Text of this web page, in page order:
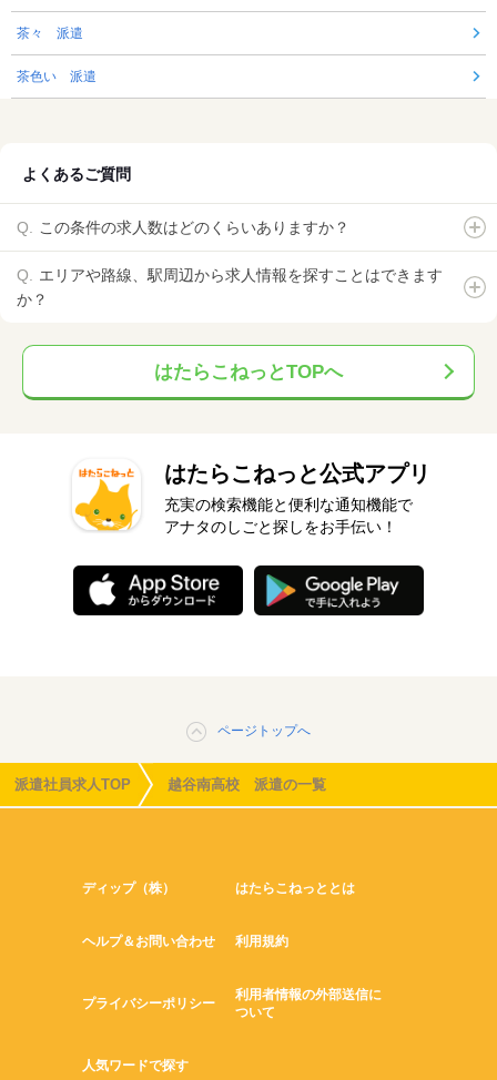
茶々 派遣
茶色い 派遣
よくあるご質問
この条件の求人数はどのくらいありますか？
エリアや路線、駅周辺から求人情報を探すことはできます
か？
はたらこねっとTOPへ
はたらこねっと公式アプリ
充実の検索機能と便利な通知機能で
アナタのしごと探しをお手伝い！
ページトップへ
派遣社員求人TOP 越谷南高校 派遣の一覧
ディップ（株） はたらこねっととは
ヘルプ＆お問い合わせ 利用規約
プライバシーポリシー
利用者情報の外部送信に
ついて
人気ワードで探す